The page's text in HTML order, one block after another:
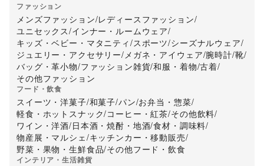
ファッション
メンズファッション/レディースファッション/
ユニセックス/インナー・ルームウェア/
キッズ・ベビー・マタニティ /スポーツ/シーズナルウェア/
ジュエリー・アクセサリー/メガネ・アイウェア/腕時計/靴/
バッグ・革小物/ファッション雑貨/和服・着物/古着/
その他ファッション
フード・飲食
スイーツ・洋菓子/和菓子/パン/お弁当・惣菜/
軽食・ホットスナック/コーヒー・紅茶/その他飲料/
ワイン・洋酒/日本酒・焼酎・地酒/食材・調味料/
物産展・マルシェ/キッチンカー・移動販売/
野菜・果物・生鮮食品/その他フード・飲食
インテリア・生活雑貨